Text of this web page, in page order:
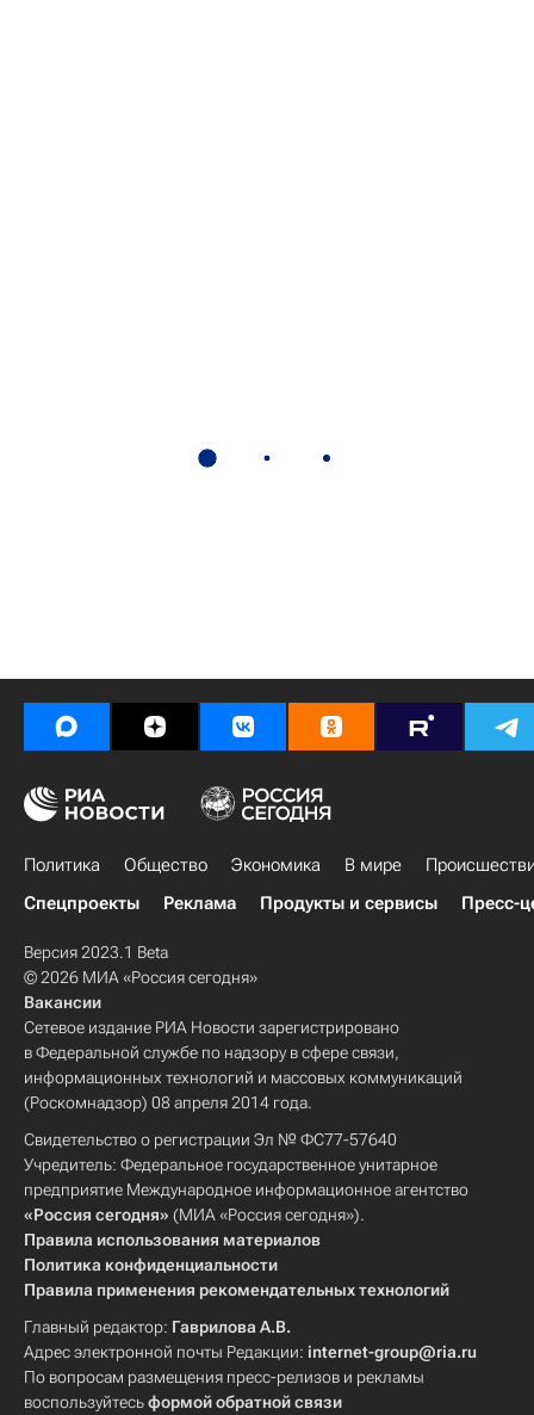
Политика Общество Экономика В мире
Спецпроекты
Реклама Продукты и сервисы Пресс-
Версия 2023.1 Beta
© 2026 МИА «Россия сегодня»
Вакансии
Сетевое издание РИА Новости зарегистрировано
в Федеральной службе по надзору в сфере связи,
информационных технологий и массовых коммуникаций
(Роскомнадзор) 08 апреля 2014 года.
Свидетельство о регистрации Эл № ФС77-57640
Учредитель: Федеральное государственное унитарное
предприятие Международное информационное агентство
«Россия сегодня» (МИА «Россия сегодня»).
Правила использования материалов
Политика конфиденциальности
Правила применения рекомендательных технологий
Главный редактор: Гаврилова А.В.
Адрес электронной почты Редакции: internet-group@ria.ru
По вопросам размещения пресс-релизов и рекламы
воспользуйтесьформой обратной связи